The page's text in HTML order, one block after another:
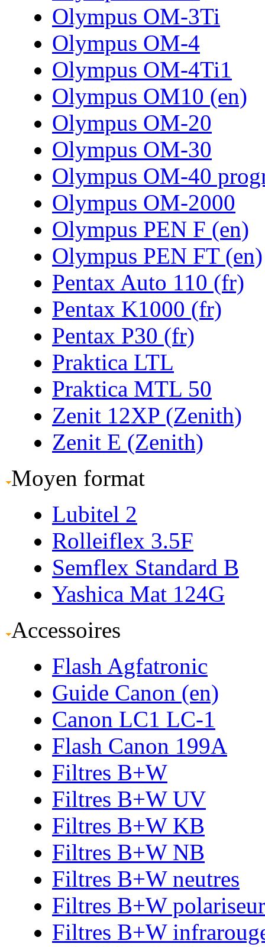
Olympus OM-3Ti
Olympus OM-4
Olympus OM-4Ti1
Olympus OM10 (en)
Olympus OM-20
Olympus OM-30
Olympus OM-40
Olympus OM-2000
Olympus PEN F (en)
Olympus PEN FT (en)
Pentax Auto 110 (fr)
Pentax K1000 (fr)
Pentax P30 (fr)
Praktica LTL
Praktica MTL 50
Zenit 12XP (Zenith)
Zenit E (Zenith)
Moyen format
Lubitel 2
Rolleiflex 3.5F
Semflex Standard B
Yashica Mat 124G
Accessoires
Flash Agfatronic
Guide Canon (en)
Canon LC1 LC-1
Flash Canon 199A
Filtres B+W
Filtres B+W UV
Filtres B+W KB
Filtres B+W NB
Filtres B+W neutres
Filtres B+W
Filtres B+W